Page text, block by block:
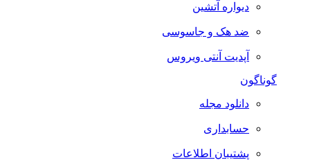
دیواره آتشین
ضد هک و جاسوسی
آپدیت آنتی ویروس
گوناگون
دانلود مجله
حسابداری
پشتیبان اطلاعات